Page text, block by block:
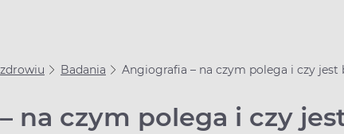
Badania Angiografia – na czym polega i czy jest
na czym polega i czy